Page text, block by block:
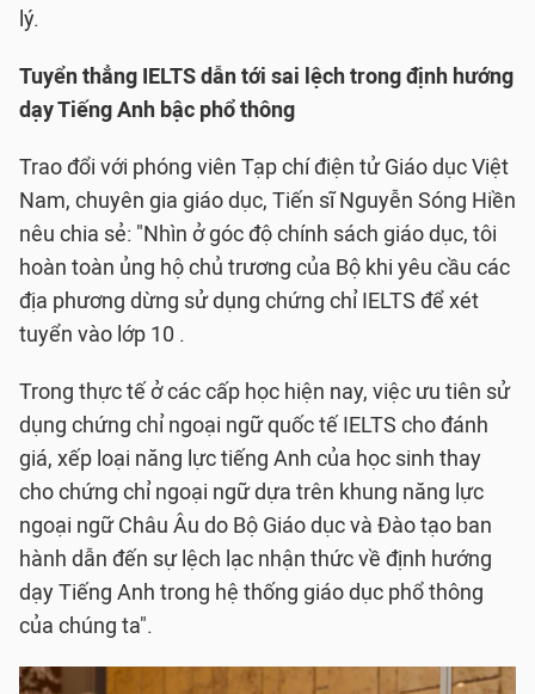
lý.
Tuyển thẳng IELTS dẫn tới sai lệch trong định hướng
dạy Tiếng Anh bậc phổ thông
Trao đổi với phóng viên Tạp chí điện tử Giáo dục Việt
Nam, chuyên gia giáo dục, Tiến sĩ Nguyễn Sóng Hiền
nêu chia sẻ: "Nhìn ở góc độ chính sách giáo dục, tôi
hoàn toàn ủng hộ chủ trương của Bộ khi yêu cầu các
địa phương dừng sử dụng chứng chỉ IELTS để xét
tuyển vào lớp 10 .
Trong thực tế ở các cấp học hiện nay, việc ưu tiên sử
dụng chứng chỉ ngoại ngữ quốc tế IELTS cho đánh
giá, xếp loại năng lực tiếng Anh của học sinh thay
cho chứng chỉ ngoại ngữ dựa trên khung năng lực
ngoại ngữ Châu Âu do Bộ Giáo dục và Đào tạo ban
hành dẫn đến sự lệch lạc nhận thức về định hướng
dạy Tiếng Anh trong hệ thống giáo dục phổ thông
của chúng ta".